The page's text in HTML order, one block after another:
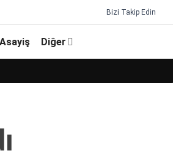
Bizi Takip Edin
Asayiş Diğer